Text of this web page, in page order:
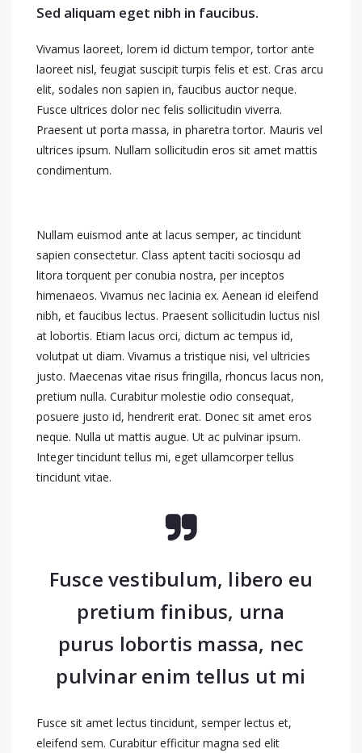
Sed aliquam eget nibh in faucibus.
Vivamus laoreet, lorem id dictum tempor, tortor ante
laoreet nisl, feugiat suscipit turpis felis et est. Cras arcu
elit, sodales non sapien in, faucibus auctor neque.
Fusce ultrices dolor nec felis sollicitudin viverra.
Praesent ut porta massa, in pharetra tortor. Mauris vel
ultrices ipsum. Nullam sollicitudin eros sit amet mattis
condimentum.
Nullam euismod ante at lacus semper, ac tincidunt
sapien consectetur. Class aptent taciti sociosqu ad
litora torquent per conubia nostra, per inceptos
himenaeos. Vivamus nec lacinia ex. Aenean id eleifend
nibh, et faucibus lectus. Praesent sollicitudin luctus nisl
at lobortis. Etiam lacus orci, dictum ac tempus id,
volutpat ut diam. Vivamus a tristique nisi, vel ultricies
justo. Maecenas vitae risus fringilla, rhoncus lacus non,
pretium nulla. Curabitur molestie odio consequat,
posuere justo id, hendrerit erat. Donec sit amet eros
neque. Nulla ut mattis augue. Ut ac pulvinar ipsum.
Integer tincidunt tellus mi, eget ullamcorper tellus
tincidunt vitae.
Fusce vestibulum, libero eu
pretium finibus, urna
purus lobortis massa, nec
pulvinar enim tellus ut mi
Fusce sit amet lectus tincidunt, semper lectus et,
eleifend sem. Curabitur efficitur magna sed elit